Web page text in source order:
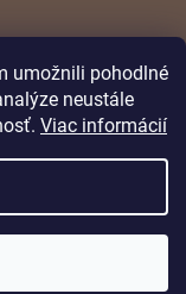
umožnili pohodlné
neustále
Viac informácií
vyhradené.